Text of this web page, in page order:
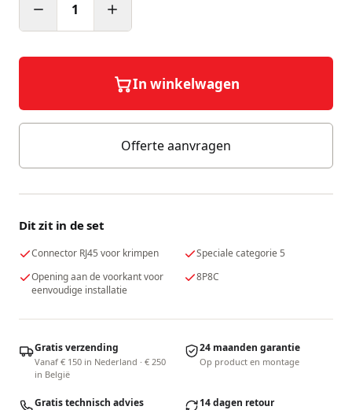
1
In winkelwagen
Offerte aanvragen
Dit zit in de set
Connector RJ45 voor krimpen
Speciale categorie 5
Opening aan de voorkant voor
eenvoudige installatie
8P8C
Gratis verzending
Vanaf € 150 in Nederland · € 250
in België
24 maanden garantie
Op product en montage
Gratis technisch advies 14 dagen retour